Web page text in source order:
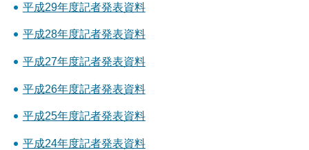
平成29年度記者発表資料
平成28年度記者発表資料
平成27年度記者発表資料
平成26年度記者発表資料
平成25年度記者発表資料
平成24年度記者発表資料